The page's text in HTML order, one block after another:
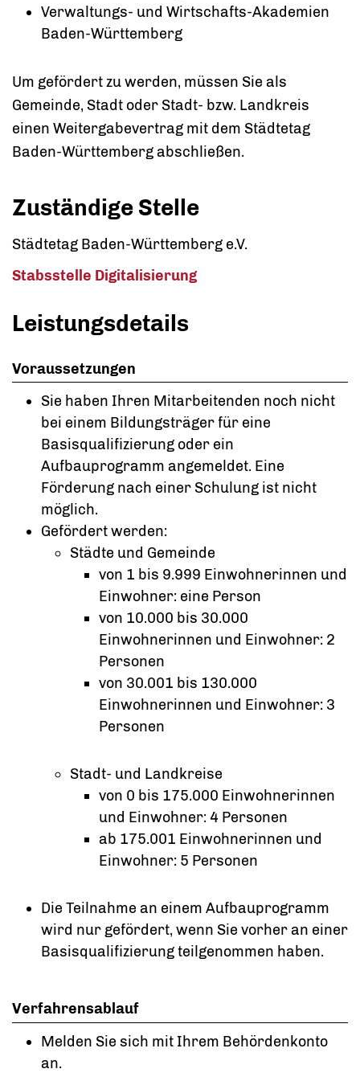
Verwaltungs- und Wirtschafts-Akademien
Baden-Württemberg
Um gefördert zu werden, müssen Sie als
Gemeinde, Stadt oder Stadt- bzw. Landkreis
einen Weitergabevertrag mit dem Städtetag
Baden-Württemberg abschließen.
Zuständige Stelle
Städtetag Baden-Württemberg e.V.
Stabsstelle Digitalisierung
Leistungsdetails
Voraussetzungen
Sie haben Ihren Mitarbeitenden noch nicht
bei einem Bildungsträger für eine
Basisqualifizierung oder ein
Aufbauprogramm angemeldet. Eine
Förderung nach einer Schulung ist nicht
möglich.
Gefördert werden:
Städte und Gemeinde
von 1 bis 9.999 Einwohnerinnen und
Einwohner: eine Person
von 10.000 bis 30.000
Einwohnerinnen und Einwohner: 2
Personen
von 30.001 bis 130.000
Einwohnerinnen und Einwohner: 3
Personen
Stadt- und Landkreise
von 0 bis 175.000 Einwohnerinnen
und Einwohner: 4 Personen
ab 175.001 Einwohnerinnen und
Einwohner: 5 Personen
Die Teilnahme an einem Aufbauprogramm
wird nur gefördert, wenn Sie vorher an einer
Basisqualifizierung teilgenommen haben.
Verfahrensablauf
Melden Sie sich mit Ihrem Behördenkonto
an.